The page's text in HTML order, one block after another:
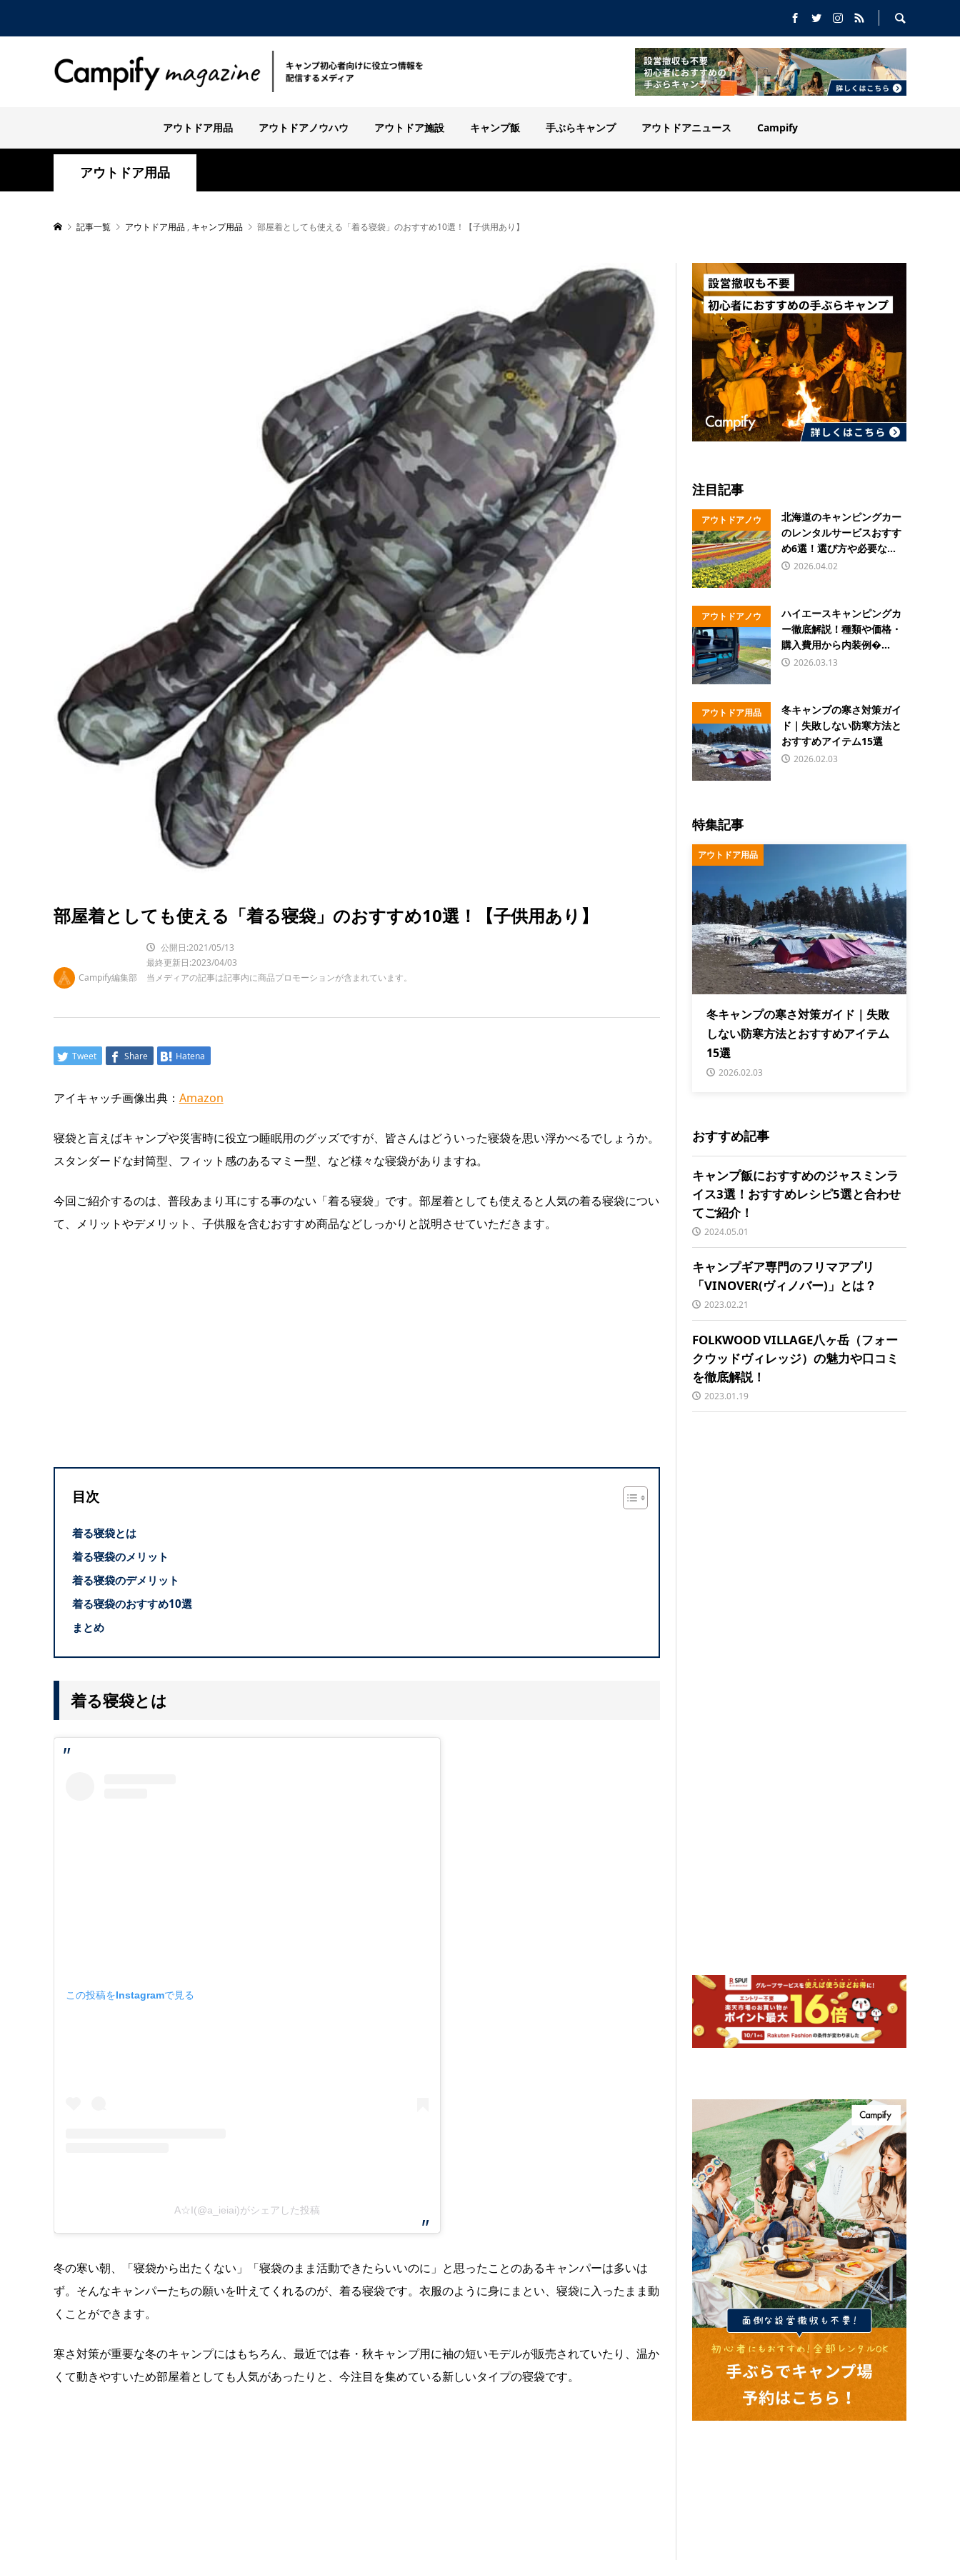
アウトドア用品 アウトドアノウハウ アウトドア施設 キャンプ飯 手ぶらキャンプ アウトドアニュース Campify
アウトドア用品
記事一覧 アウトドア用品 , キャンプ用品 部屋着としても使える「着る寝袋」のおすすめ10選！【子供用あり】
部屋着としても使える「着る寝袋」のおすすめ10選！【子供用あり】
Campify編集部
公開日:2021/05/13
最終更新日:2023/04/03
当メディアの記事は記事内に商品プロモーションが含まれています。
Tweet Share Hatena
アイキャッチ画像出典： Amazon
寝袋と言えばキャンプや災害時に役立つ睡眠用のグッズですが、皆さんはどういった寝袋を思い浮かべるでしょうか。
スタンダードな封筒型、フィット感のあるマミー型、など様々な寝袋がありますね。
今回ご紹介するのは、普段あまり耳にする事のない「着る寝袋」です。部屋着としても使えると人気の着る寝袋につい
て、メリットやデメリット、子供服を含むおすすめ商品などしっかりと説明させていただきます。
目次
着る寝袋とは
着る寝袋のメリット
着る寝袋のデメリット
着る寝袋のおすすめ10選
まとめ
着る寝袋とは
この投稿をInstagramで見る
A☆I(@a_ieiai)がシェアした投稿
冬の寒い朝、「寝袋から出たくない」「寝袋のまま活動できたらいいのに」と思ったことのあるキャンパーは多いは
ず。そんなキャンパーたちの願いを叶えてくれるのが、着る寝袋です。衣服のように身にまとい、寝袋に入ったまま動
くことができます。
寒さ対策が重要な冬のキャンプにはもちろん、最近では春・秋キャンプ用に袖の短いモデルが販売されていたり、温か
くて動きやすいため部屋着としても人気があったりと、今注目を集めている新しいタイプの寝袋です。
注目記事
アウトドアノウ
ハウ
北海道のキャンピングカー
のレンタルサービスおすす
め6選！選び方や必要な...
2026.04.02
アウトドアノウ
ハウ
ハイエースキャンピングカ
ー徹底解説！種類や価格・
購入費用から内装例�...
2026.03.13
アウトドア用品
冬キャンプの寒さ対策ガイ
ド｜失敗しない防寒方法と
おすすめアイテム15選
2026.02.03
特集記事
アウトドア用品
冬キャンプの寒さ対策ガイド｜失敗
しない防寒方法とおすすめアイテム
15選
2026.02.03
おすすめ記事
キャンプ飯におすすめのジャスミンラ
イス3選！おすすめレシピ5選と合わせ
てご紹介！
2024.05.01
キャンプギア専門のフリマアプリ
「VINOVER(ヴィノバー)」とは？
2023.02.21
FOLKWOOD VILLAGE八ヶ岳（フォー
クウッドヴィレッジ）の魅力や口コミ
を徹底解説！
2023.01.19